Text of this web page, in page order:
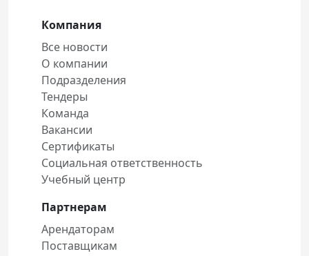
Компания
Все новости
О компании
Подразделения
Тендеры
Команда
Вакансии
Сертификаты
Социальная ответственность
Учебный центр
Партнерам
Арендаторам
Поставщикам